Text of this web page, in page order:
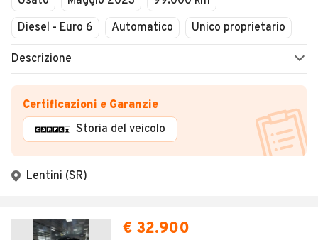
Diesel - Euro 6
Automatico Unico proprietario
Descrizione
Certificazioni e Garanzie
Storia del veicolo
Lentini (SR)
€ 32.900